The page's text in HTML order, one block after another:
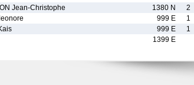
Jean-Christophe 1380 N
2
999 E
1
999 E
1
1399 E